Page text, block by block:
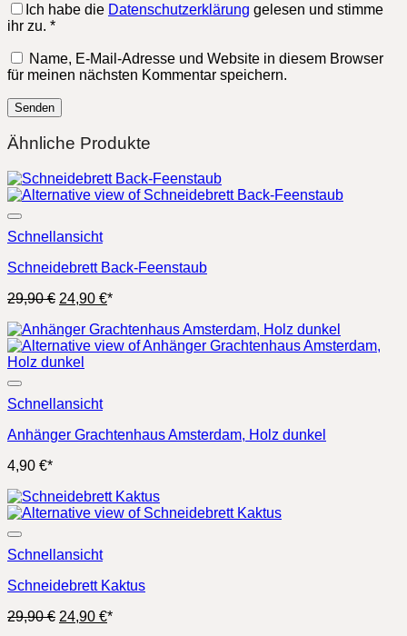
Ich habe die Datenschutzerklärung gelesen und stimme
ihr zu. *
Name, E-Mail-Adresse und Website in diesem Browser
für meinen nächsten Kommentar speichern.
Ähnliche Produkte
Schnellansicht
Schneidebrett Back-Feenstaub
29,90€ Ursprünglicher
war:
29,90 €
24,90 €Aktueller
ist:
24,90 €.
*
Schnellansicht
Anhänger Grachtenhaus Amsterdam, Holz dunkel
4,90 €*
Schnellansicht
Schneidebrett Kaktus
29,90€ Ursprünglicher
24,90 €Aktueller
*